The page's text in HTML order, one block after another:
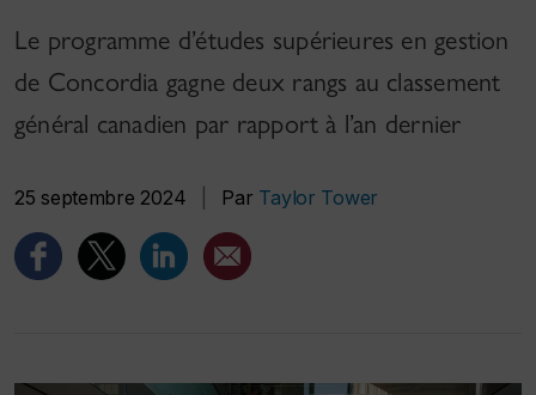
Le programme d’études supérieures en gestion
de Concordia gagne deux rangs au classement
général canadien par rapport à l’an dernier
25 septembre 2024 Par Taylor Tower